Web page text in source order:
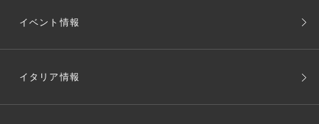
イベント情報
イタリア情報